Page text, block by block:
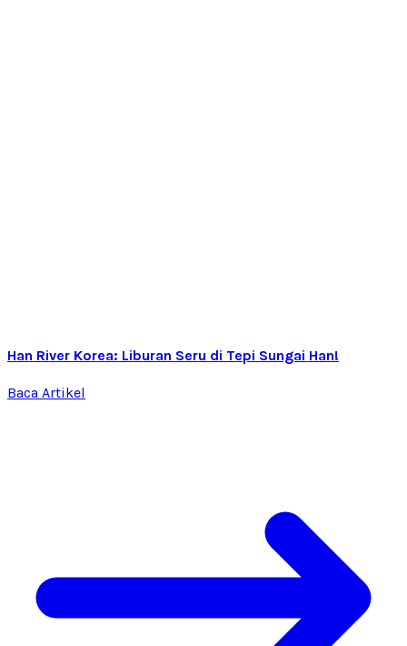
Han River Korea: Liburan Seru di Tepi Sungai Han!
Baca Artikel